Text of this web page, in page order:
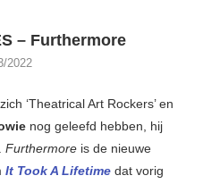
– Furthermore
2022
‘Theatrical Art Rockers’ en
nog geleefd hebben, hij
Furthermore is de nieuwe
It Took A Lifetime dat vorig